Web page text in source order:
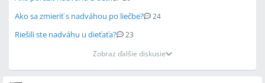
Ako sa zmieriť s nadváhou po liečbe? 24
Riešili ste nadváhu u dieťaťa?
23
Zobraz ďalšie diskusie